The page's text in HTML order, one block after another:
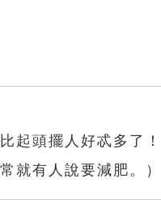
起頭擺人好忒多了
就有人說要減肥。）